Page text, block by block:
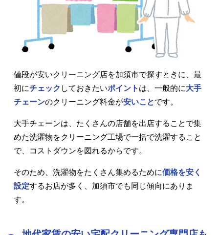
値段が安いクリーニング店を加須市で探すときに、最
初にチェック しておきたいポイント は、一般的に大手
チェーンのクリーニング料金が安いことです。
大手チェーンは、たくさんの店舗を出店することで集
めた洗濯物をクリーニング工場で一括で洗濯すること
で、コストダウンを図れるからです。
そのため、洗濯物をたくさん集めるために価格を安く
設定するお店が多く、加須市でも同じ傾向にありま
す。